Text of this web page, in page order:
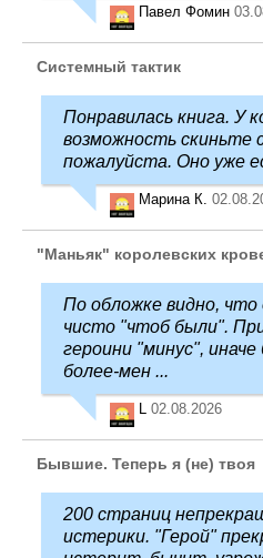
Павел Фомин
Системный тактик
Понравилась книга. У
возможность скиньте
пожалуйста. Оно уже
Марина К.
"Маньяк" королевских
По обложке видно, что
чисто "чтоб были".
героини "минус", иначе
более-мен ...
02.08.2026
Бывшие. Теперь я (не) твоя
200 страниц
истерики. "Герой"